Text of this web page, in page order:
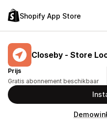
Shopify App Store
Closeby ‑ Store
Prijs
Gratis abonnement beschikbaar